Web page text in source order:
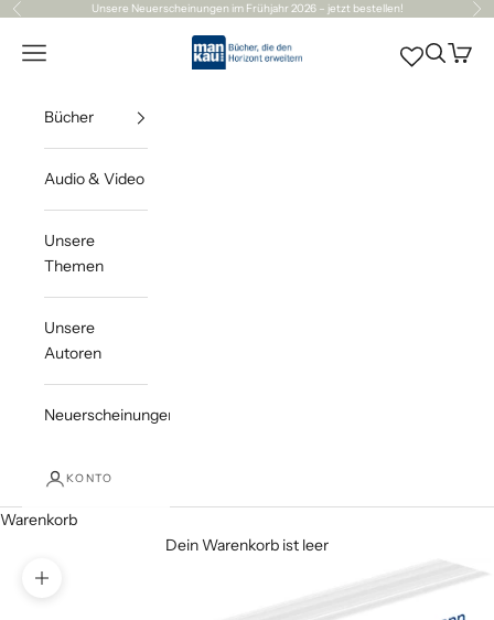
Zum Inhalt springen
Zurück Unsere Neuerscheinungen im Frühjahr 2026 – jetzt bestellen! Vor
Mankau Verlag
Navigationsmenü öffnen Suche
Bücher
Audio & Video
Unsere
Themen
Unsere
Autoren
Neuerscheinungen
KONTO
Warenkorb
Dein Warenkorb ist leer
Bild vergrößern